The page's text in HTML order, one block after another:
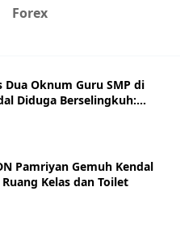
Forex
Dua Oknum Guru SMP di
Diduga Berselingkuh:
hingga Sanksi
Pamriyan Gemuh Kendal
Kelas dan Toilet